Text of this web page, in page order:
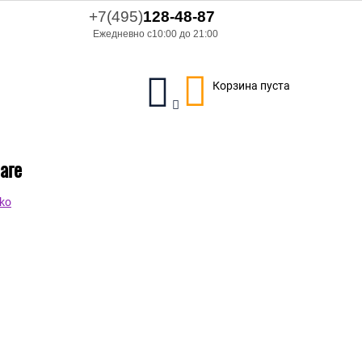
+7(495)128-48-87
Ежедневно с10:00 до 21:00
Корзина пуста